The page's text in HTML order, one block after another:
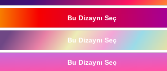
Bu Dizaynı Seç
Bu Dizaynı Seç
Bu Dizaynı Seç